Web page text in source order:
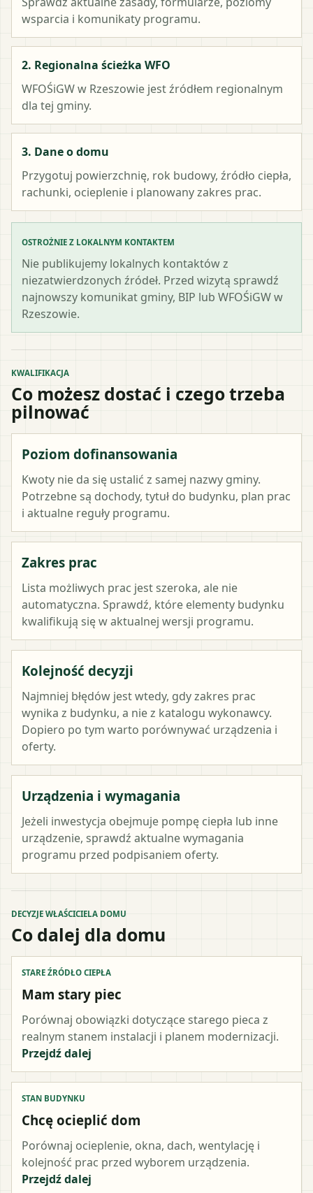
wsparcia i komunikaty programu.
2. Regionalna ścieżka WFO
WFOŚiGW w Rzeszowie jest źródłem regionalnym
dla tej gminy.
3. Dane o domu
Przygotuj powierzchnię, rok budowy, źródło ciepła,
rachunki, ocieplenie i planowany zakres prac.
OSTROŻNIE Z LOKALNYM KONTAKTEM
Nie publikujemy lokalnych kontaktów z
niezatwierdzonych źródeł. Przed wizytą sprawdź
najnowszy komunikat gminy, BIP lub WFOŚiGW w
Rzeszowie.
KWALIFIKACJA
Co możesz dostać i czego trzeba
pilnować
Poziom dofinansowania
Kwoty nie da się ustalić z samej nazwy gminy.
Potrzebne są dochody, tytuł do budynku, plan prac
i aktualne reguły programu.
Zakres prac
Lista możliwych prac jest szeroka, ale nie
automatyczna. Sprawdź, które elementy budynku
kwalifikują się w aktualnej wersji programu.
Kolejność decyzji
Najmniej błędów jest wtedy, gdy zakres prac
wynika z budynku, a nie z katalogu wykonawcy.
Dopiero po tym warto porównywać urządzenia i
oferty.
Urządzenia i wymagania
Jeżeli inwestycja obejmuje pompę ciepła lub inne
urządzenie, sprawdź aktualne wymagania
programu przed podpisaniem oferty.
DECYZJE WŁAŚCICIELA DOMU
Co dalej dla domu
STARE ŹRÓDŁO CIEPŁA
Mam stary piec
Porównaj obowiązki dotyczące starego pieca z
realnym stanem instalacji i planem modernizacji.
Przejdź dalej
STAN BUDYNKU
Chcę ocieplić dom
Porównaj ocieplenie, okna, dach, wentylację i
kolejność prac przed wyborem urządzenia.
Przejdź dalej